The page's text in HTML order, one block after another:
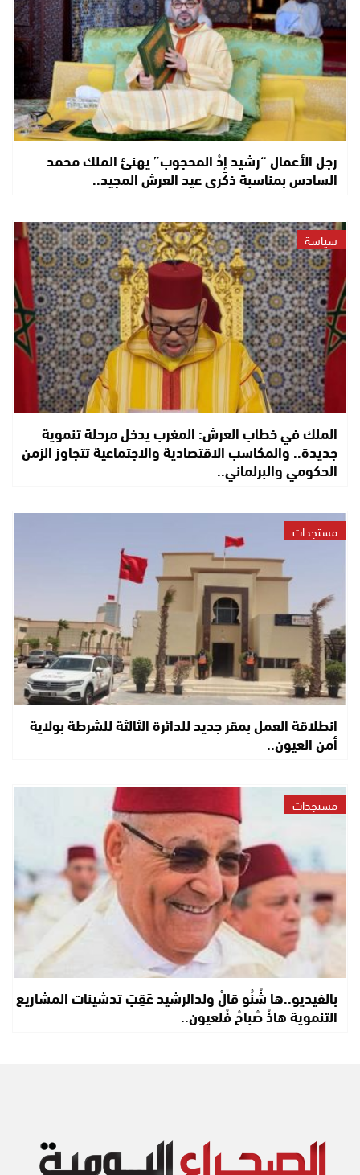
رجل الأعمال “رشيد إِدْ المحجوب” يهنئ الملك محمد
السادس بمناسبة ذكرى عيد العرش المجيد..
سياسة
الملك في خطاب العرش: المغرب يدخل مرحلة تنموية
جديدة.. والمكاسب الاقتصادية والاجتماعية تتجاوز الزمن
الحكومي والبرلماني..
مستجدات
انطلاقة العمل بمقر جديد للدائرة الثالثة للشرطة بولاية
أمن العيون..
مستجدات
بالفيديو..ها شْنُو قالْ ولدالرشيد عَقِبَ تدشينات المشاريع
التنموية هاذْ صْبَاحْ فْلعيون..